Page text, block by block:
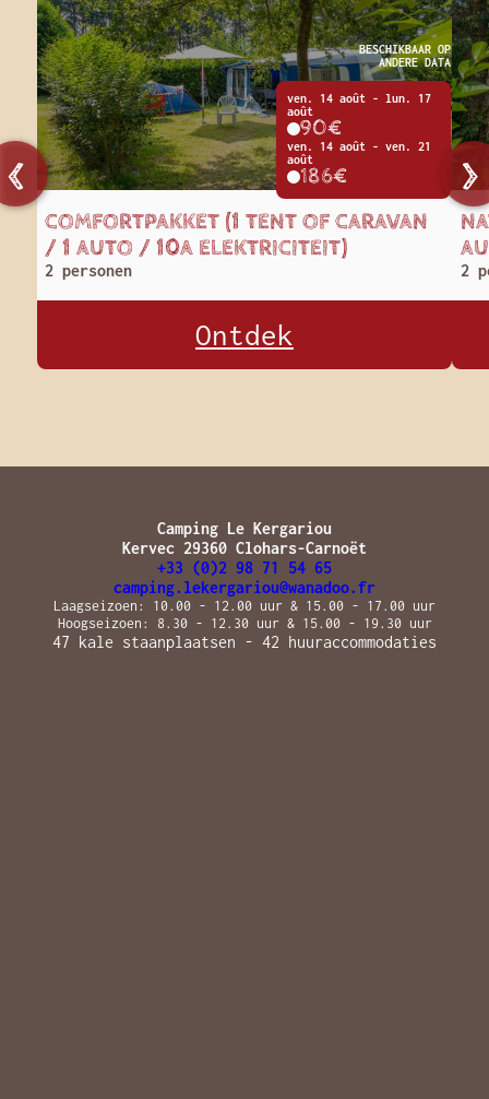
COMFORTPAKKET (1 TENT OF CARAVAN
/ 1 AUTO / 10A ELEKTRICITEIT)
2 personen
BESCHIKBAAR OP
ANDERE DATA
ven. 14 août - lun. 17
août
90€
ven. 14 août - ven. 21
août
186€
Ontdek
2
Camping Le Kergariou
Kervec 29360 Clohars-Carnoët
+33 (0)2 98 71 54 65
camping.lekergariou@wanadoo.fr
Laagseizoen: 10.00 - 12.00 uur & 15.00 - 17.00 uur
Hoogseizoen: 8.30 - 12.30 uur & 15.00 - 19.30 uur
47 kale staanplaatsen - 42 huuraccommodaties